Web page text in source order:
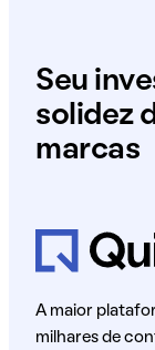
Seu
solidez
marcas
A maior
milhares de